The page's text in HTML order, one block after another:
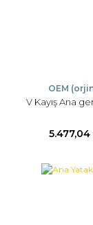
OEM
V Kayış Ana
5.477,04